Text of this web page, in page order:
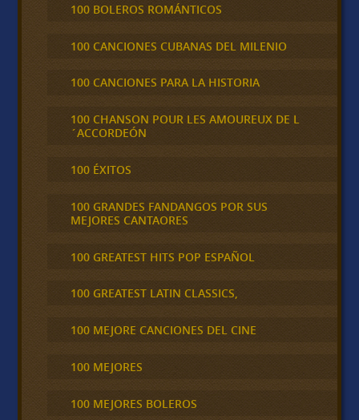
100 BOLEROS ROMÁNTICOS
100 CANCIONES CUBANAS DEL MILENIO
100 CANCIONES PARA LA HISTORIA
100 CHANSON POUR LES AMOUREUX DE L
´ACCORDEÓN
100 ÉXITOS
100 GRANDES FANDANGOS POR SUS
MEJORES CANTAORES
100 GREATEST HITS POP ESPAÑOL
100 GREATEST LATIN CLASSICS,
100 MEJORE CANCIONES DEL CINE
100 MEJORES
100 MEJORES BOLEROS